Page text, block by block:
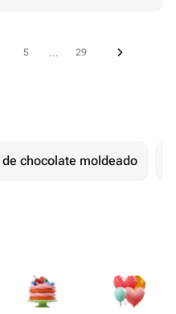
5 ... 29
chocolate moldeado